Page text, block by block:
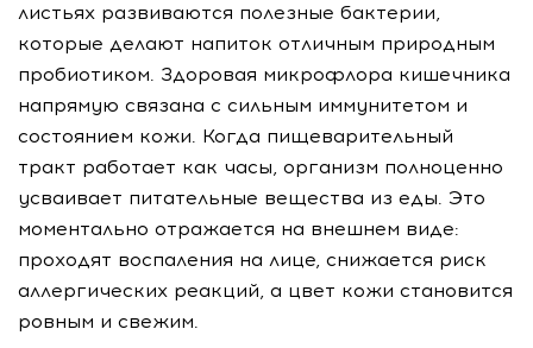
листьях развиваются полезные бактерии,
которые делают напиток отличным природным
пробиотиком. Здоровая микрофлора кишечника
напрямую связана с сильным иммунитетом и
состоянием кожи. Когда пищеварительный
тракт работает как часы, организм полноценно
усваивает питательные вещества из еды. Это
моментально отражается на внешнем виде:
проходят воспаления на лице, снижается риск
аллергических реакций, а цвет кожи становится
ровным и свежим.